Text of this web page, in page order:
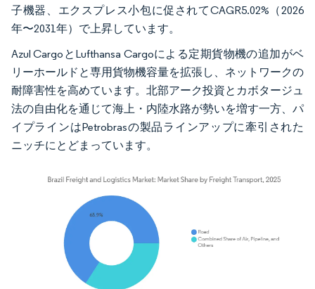
子機器、エクスプレス小包に促されてCAGR5.02%（2026
年〜2031年）で上昇しています。
Azul CargoとLufthansa Cargoによる定期貨物機の追加がベ
リーホールドと専用貨物機容量を拡張し、ネットワークの
耐障害性を高めています。北部アーク投資とカボタージュ
法の自由化を通じて海上・内陸水路が勢いを増す一方、パ
イプラインはPetrobrasの製品ラインアップに牽引された
ニッチにとどまっています。